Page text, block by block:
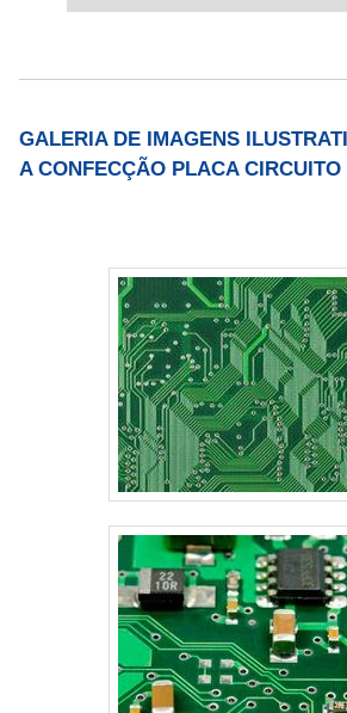
GALERIA DE IMAGENS
A CONFECÇÃO PLACA CIRCUITO